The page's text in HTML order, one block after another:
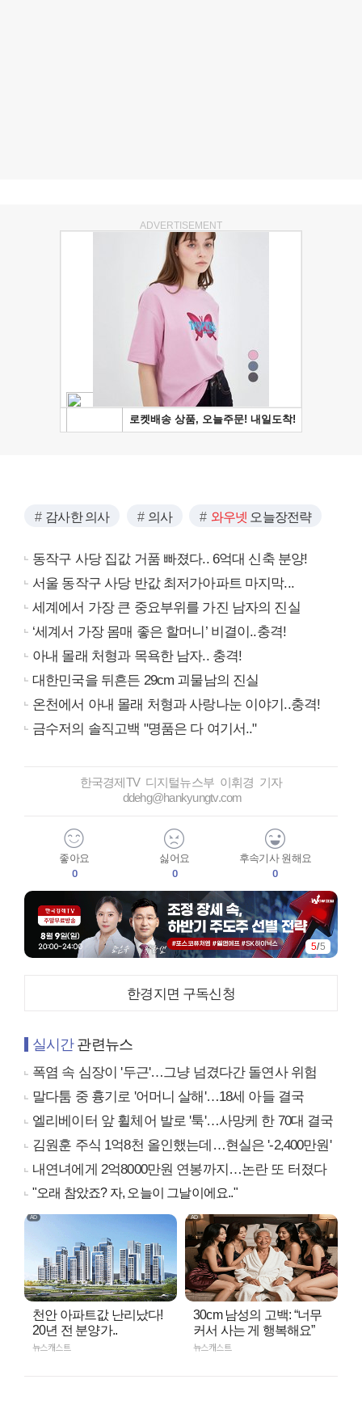
ADVERTISEMENT
감사한 의사 의사 와우넷 오늘장전략
동작구 사당 집값 거품 빠졌다.. 6억대 신축 분양!
서울 동작구 사당 반값 최저가아파트 마지막...
세계에서 가장 큰 중요부위를 가진 남자의 진실
‘세계서 가장 몸매 좋은 할머니’ 비결이..충격!
아내 몰래 처형과 목욕한 남자.. 충격!
대한민국을 뒤흔든 29cm 괴물남의 진실
온천에서 아내 몰래 처형과 사랑나눈 이야기..충격!
금수저의 솔직고백 "명품은 다 여기서.."
한국경제TV 디지털뉴스부 이휘경 기자
ddehg@hankyungtv.com
좋아요
0
싫어요
0
후속기사 원해요
0
5/5
한경지면 구독신청
실시간관련뉴스
폭염 속 심장이 '두근'…그냥 넘겼다간 돌연사 위험
말다툼 중 흉기로 '어머니 살해'…18세 아들 결국
엘리베이터 앞 휠체어 발로 '툭'…사망케 한 70대 결국
김원훈 주식 1억8천 올인했는데…현실은 '-2,400만원'
내연녀에게 2억8000만원 연봉까지…논란 또 터졌다
"오래 참았죠? 자, 오늘이 그날이에요.."
천안 아파트값 난리났다!
20년 전 분양가..
뉴스캐스트
30cm 남성의 고백: “너무
커서 사는 게 행복해요”
뉴스캐스트